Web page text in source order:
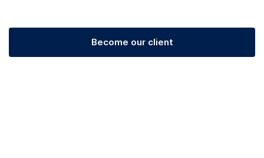
Become our client